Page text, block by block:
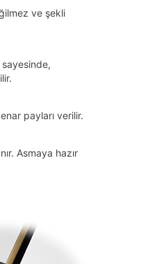
ve şekli
payları verilir.
Asmaya hazır